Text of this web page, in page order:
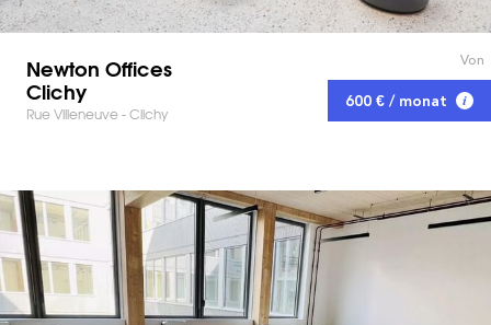
Newton Offices
Clichy
Rue Villeneuve - Clichy
Von
600 € / monat